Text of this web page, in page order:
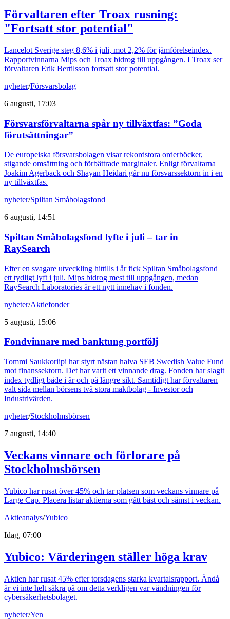
Förvaltaren efter Troax rusning:
"Fortsatt stor potential"
Lancelot Sverige steg 8,6% i juli, mot 2,2% för jämförelseindex.
Rapportvinnarna Mips och Troax bidrog till uppgången. I Troax ser
förvaltaren Erik Bertilsson fortsatt stor potential.
nyheter/Försvarsbolag
6 augusti, 17:03
Försvarsförvaltarna spår ny tillväxtfas: ”Goda
förutsättningar”
De europeiska försvarsbolagen visar rekordstora orderböcker,
stigande omsättning och förbättrade marginaler. Enligt förvaltarna
Joakim Agerback och Shayan Heidari går nu försvarssektorn in i en
ny tillväxtfas.
nyheter/Spiltan Småbolagsfond
6 augusti, 14:51
Spiltan Småbolagsfond lyfte i juli – tar in
RaySearch
Efter en svagare utveckling hittills i år fick Spiltan Småbolagsfond
ett tydligt lyft i juli. Mips bidrog mest till uppgången, medan
RaySearch Laboratories är ett nytt innehav i fonden.
nyheter/Aktiefonder
5 augusti, 15:06
Fondvinnare med banktung portfölj
Tommi Saukkoriipi har styrt nästan halva SEB Swedish Value Fund
mot finanssektorn. Det har varit ett vinnande drag. Fonden har slagit
index tydligt både i år och på längre sikt. Samtidigt har förvaltaren
valt sida mellan börsens två stora maktbolag - Investor och
Industrivärden.
nyheter/Stockholmsbörsen
7 augusti, 14:40
Veckans vinnare och förlorare på
Stockholmsbörsen
Yubico har rusat över 45% och tar platsen som veckans vinnare på
Large Cap. Placera listar aktierna som gått bäst och sämst i veckan.
Aktieanalys/Yubico
Idag, 07:00
Yubico: Värderingen ställer höga krav
Aktien har rusat 45% efter torsdagens starka kvartalsrapport. Ändå
är vi inte helt säkra på om detta verkligen var vändningen för
cybersäkerhetsbolaget.
nyheter/Yen